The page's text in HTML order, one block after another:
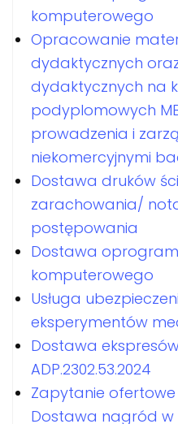
komputerowego
Opracowanie
dydaktycznych
dydaktycznych na
podyplomowych
prowadzenia i
niekomercyjnymi
Dostawa druków
zarachowania/
postępowania
Dostawa
komputerowego
Usługa
eksperymentów
Dostawa
ADP.2302.53.2024
Zapytanie ofertowe
Dostawa nagród